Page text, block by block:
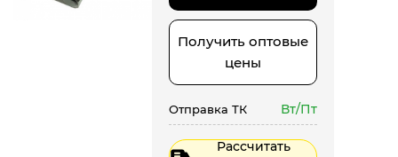
Получить оптовые
цены
Отправка ТК Вт/Пт
Рассчитать